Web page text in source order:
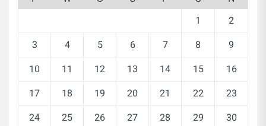
1
2
3
4 5 6 7 8
9
10
11 12 13 14 15
16
17
18 19 20 21 22
23
24
25 26 27 28 29
30